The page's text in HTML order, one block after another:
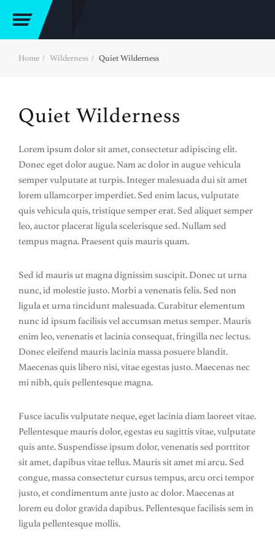
Home Wilderness Quiet Wilderness
Quiet Wilderness
Lorem ipsum dolor sit amet, consectetur adipiscing elit.
Donec eget dolor augue. Nam ac dolor in augue vehicula
semper vulputate at turpis. Integer malesuada dui sit amet
lorem ullamcorper imperdiet. Sed enim lacus, vulputate
quis vehicula quis, tristique semper erat. Sed aliquet semper
leo, auctor placerat ligula scelerisque sed. Nullam sed
tempus magna. Praesent quis mauris quam.
Sed id mauris ut magna dignissim suscipit. Donec ut urna
nunc, id molestie justo. Morbi a venenatis felis. Sed non
ligula et urna tincidunt malesuada. Curabitur elementum
nunc id ipsum facilisis vel accumsan metus semper. Mauris
enim leo, venenatis et lacinia consequat, fringilla nec lectus.
Donec eleifend mauris lacinia massa posuere blandit.
Maecenas quis libero nisi, vitae egestas justo. Maecenas nec
mi nibh, quis pellentesque magna.
Fusce iaculis vulputate neque, eget lacinia diam laoreet vitae.
Pellentesque mauris dolor, egestas eu sagittis vitae, vulputate
quis ante. Suspendisse ipsum dolor, venenatis sed porttitor
sit amet, dapibus vitae tellus. Mauris sit amet mi arcu. Sed
congue, massa consectetur cursus tempus, arcu orci tempor
justo, et condimentum ante justo ac dolor. Maecenas at
lorem eu dolor gravida dapibus. Pellentesque facilisis sem in
ligula pellentesque mollis.